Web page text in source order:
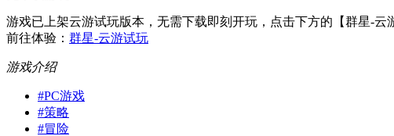
游戏已上架云游试玩版本，无需下载即刻开玩，点击下方的【群星-云
前往体验： 群星-云游试玩
游戏介绍
#PC游戏
#策略
#冒险